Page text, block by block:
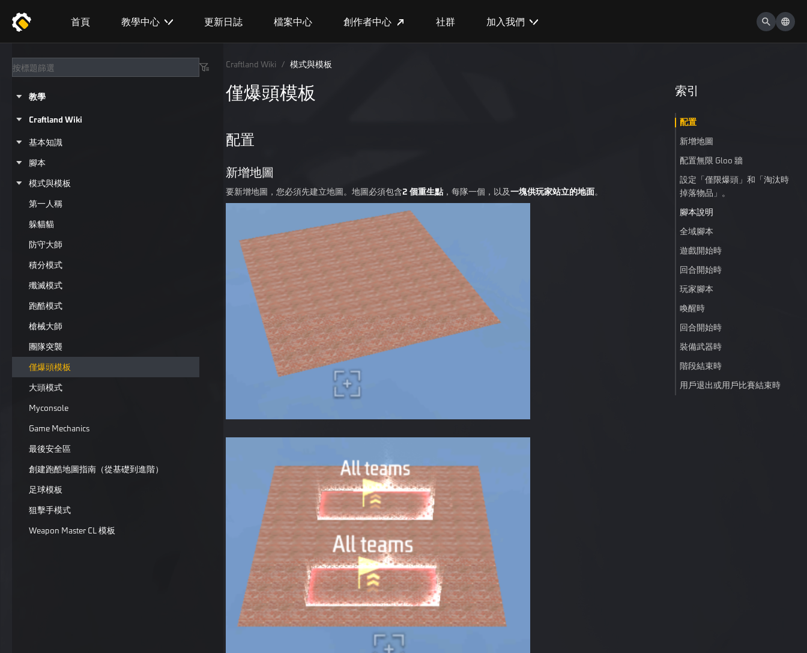
首頁 教學中心 更新日誌 檔案中心 創作者中心 社群 加入我們
教學
Craftland Wiki
基本知識
腳本
模式與模板
第一人稱
躲貓貓
防守大師
積分模式
殲滅模式
跑酷模式
槍械大師
團隊突襲
僅爆頭模板
大頭模式
Myconsole
Game Mechanics
最後安全區
創建跑酷地圖指南（從基礎到進階）
足球模板
狙擊手模式
Weapon Master CL 模板
Craftland Wiki / 模式與模板
僅爆頭模板
配置
新增地圖
要新增地圖，您必須先建立地圖。地圖必須包含2 個重生點 ，每隊一個，以及一塊供玩家站立的地面。
索引
配置
新增地圖
配置無限 Gloo 牆
設定「僅限爆頭」和「淘汰時
掉落物品」。
腳本說明
全域腳本
遊戲開始時
回合開始時
玩家腳本
喚醒時
回合開始時
裝備武器時
階段結束時
用戶退出或用戶比賽結束時